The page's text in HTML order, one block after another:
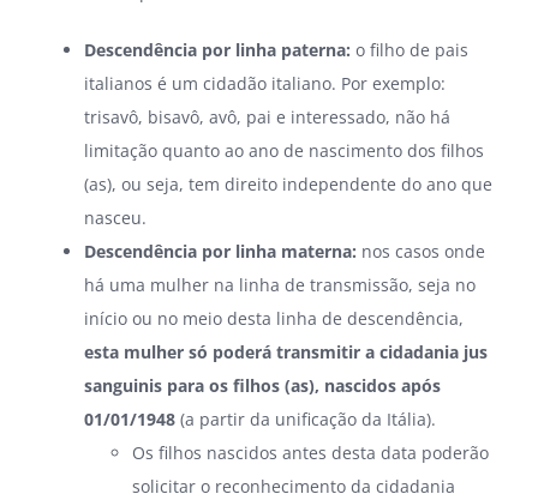
Descendência por linha paterna: o filho de pais
italianos é um cidadão italiano. Por exemplo:
trisavô, bisavô, avô, pai e interessado, não há
limitação quanto ao ano de nascimento dos filhos
(as), ou seja, tem direito independente do ano que
nasceu.
Descendência por linha materna: nos casos onde
há uma mulher na linha de transmissão, seja no
início ou no meio desta linha de descendência,
esta mulher só poderá transmitir a cidadania jus
sanguinis para os filhos (as), nascidos após
01/01/1948(a partir da unificação da Itália).
Os filhos nascidos antes desta data poderão
solicitar o reconhecimento da cidadania